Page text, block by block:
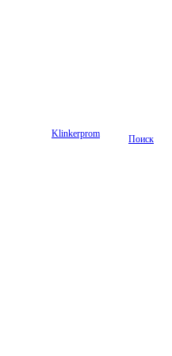
Поиск
Klinkerprom